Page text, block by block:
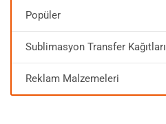
Popüler
Sublimasyon Transfer Kağıtları
Reklam Malzemeleri